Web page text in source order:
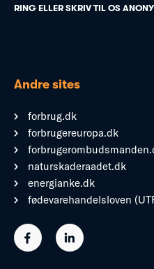
RING ELLER SKRIV TIL OS
Andre sites
forbrug.dk
forbrugereuropa.dk
naturskaderaadet.dk
energianke.dk
fødevarehandelsloven